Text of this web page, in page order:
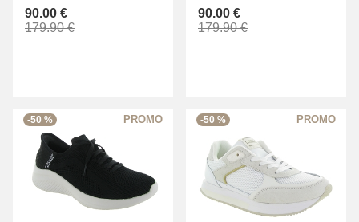
90.00 €
179.90 €
90.00 €
179.90 €
-50 % -50 %